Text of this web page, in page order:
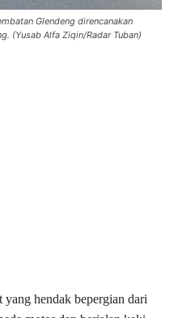
Glendeng direncanakan
(Yusab Alfa Ziqin/Radar Tuban)
yang hendak bepergian dari